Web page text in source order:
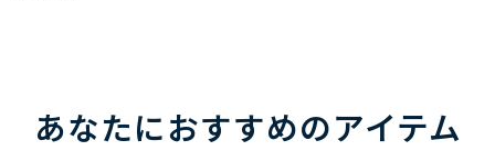
あなたにおすすめのアイテム